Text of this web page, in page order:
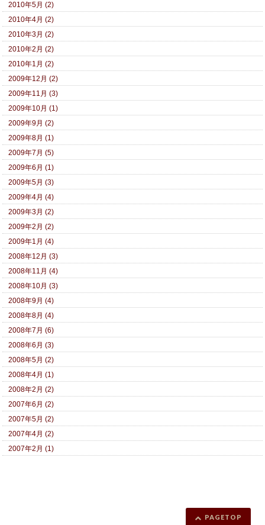
2010年5月 (2)
2010年4月 (2)
2010年3月 (2)
2010年2月 (2)
2010年1月 (2)
2009年12月 (2)
2009年11月 (3)
2009年10月 (1)
2009年9月 (2)
2009年8月 (1)
2009年7月 (5)
2009年6月 (1)
2009年5月 (3)
2009年4月 (4)
2009年3月 (2)
2009年2月 (2)
2009年1月 (4)
2008年12月 (3)
2008年11月 (4)
2008年10月 (3)
2008年9月 (4)
2008年8月 (4)
2008年7月 (6)
2008年6月 (3)
2008年5月 (2)
2008年4月 (1)
2008年2月 (2)
2007年6月 (2)
2007年5月 (2)
2007年4月 (2)
2007年2月 (1)
PAGETOP